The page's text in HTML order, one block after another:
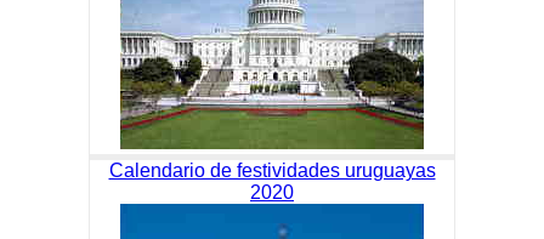
Calendario de festividades uruguayas
2020